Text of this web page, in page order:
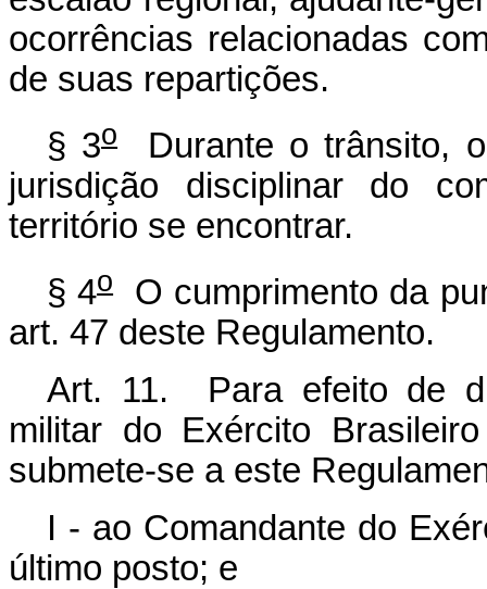
ocorrências relacionadas
de suas repartições.
§ 3oDurante o trânsito, o
jurisdição disciplinar do
território se encontrar.
§ 4oO cumprimento da
art. 47 deste Regulamento.
Art. 11. Para efeito de
militar do Exército
submete-se a este
I - ao Comandante do
último posto; e